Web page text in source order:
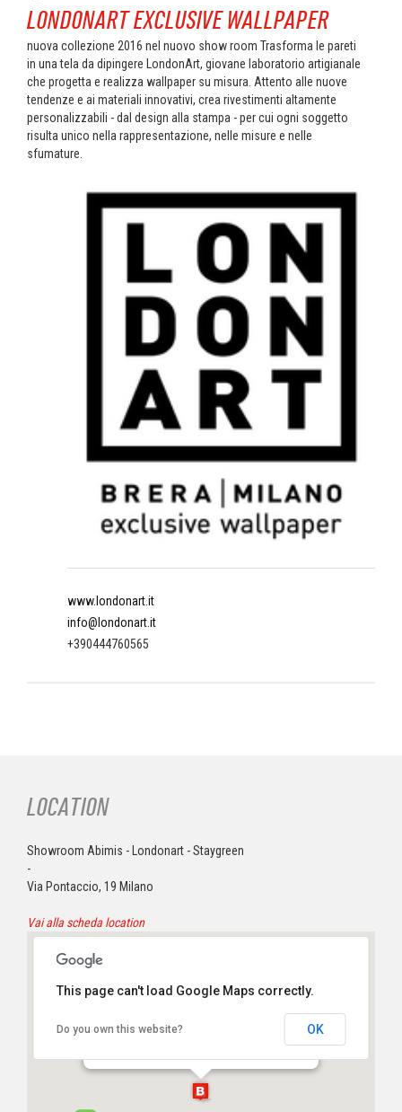
LONDONART EXCLUSIVE WALLPAPER
nuova collezione 2016 nel nuovo show room Trasforma le pareti
in una tela da dipingere LondonArt, giovane laboratorio artigianale
che progetta e realizza wallpaper su misura. Attento alle nuove
tendenze e ai materiali innovativi, crea rivestimenti altamente
personalizzabili - dal design alla stampa - per cui ogni soggetto
risulta unico nella rappresentazione, nelle misure e nelle
sfumature.
www.londonart.it
info@londonart.it
+390444760565
LOCATION
Showroom Abimis - Londonart - Staygreen
-
Via Pontaccio, 19 Milano
Vai alla scheda location
Showroom Abimis - Londonart -
Staygreen
This page can't load Google Maps correctly.
Do you own this website? OK